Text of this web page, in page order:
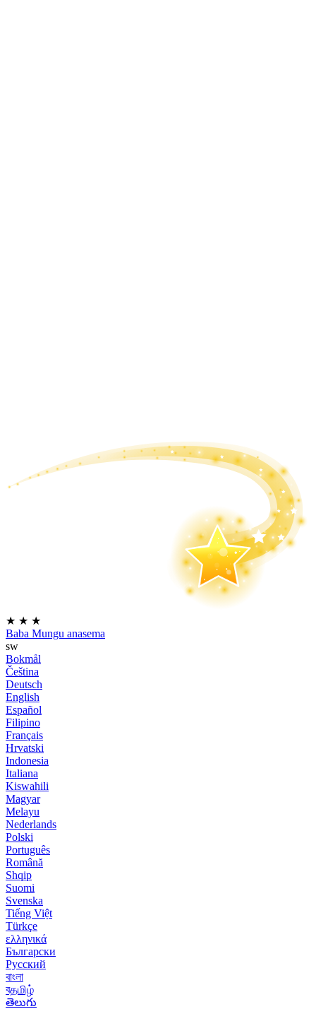
★ ★ ★
Baba Mungu anasema
sw
Bokmål
Čeština
Deutsch
English
Español
Filipino
Français
Hrvatski
Indonesia
Italiana
Kiswahili
Magyar
Melayu
Nederlands
Polski
Português
Română
Shqip
Suomi
Svenska
Tiếng Việt
Türkçe
ελληνικά
Български
Русский
বাংলা
বதமிழ்
తెలుగు